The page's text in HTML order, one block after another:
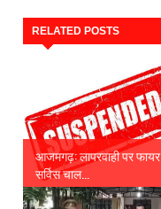
RELATED POSTS
आजमगढ़: लापरवाही पर फायर
सर्विस चाल...